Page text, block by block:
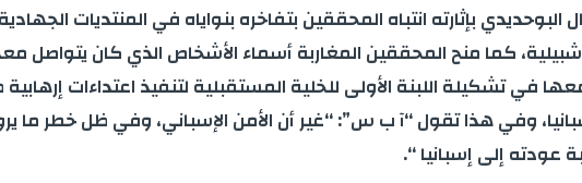
بإثارته انتباه المحققين بتفاخره بنواياه في المنتديات
كما منح المحققين المغاربة أسماء الأشخاص الذي كان يتواصل
تشكيلة اللبنة الأولى للخلية المستقبلية لتنفيذ اعتداءات
وفي هذا تقول “آ ب س”: “غير أن الأمن الإسباني، وفي ظل خطر ما
عودته إلى إسبانيا “.